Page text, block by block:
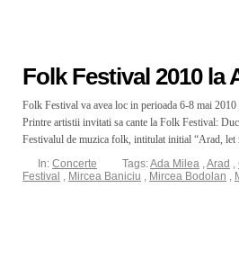
Folk Festival 2010 la
Folk Festival va avea loc in perioada 6-8 mai 2010
Printre artistii invitati sa cante la Folk Festival:
Festivalul de muzica folk, intitulat initial “Arad, let
In: Concerte Tags:Ada Milea ,Arad ,
Festival , Mircea Baniciu , Mircea Bodolan ,